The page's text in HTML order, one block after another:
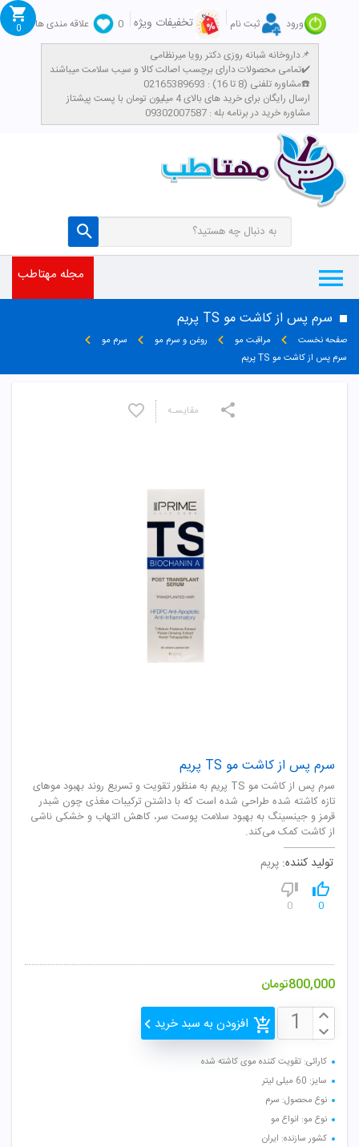
ورود ثبت نام تخفیفات ویژه 0
علاقه مندی ها
داروخانه شبانه روزی دکتر رویا میرنظامی📌
تمامی محصولات دارای برچسب اصالت کالا و سیب سلامت میباشند✔️
مشاوره تلفنی (8 تا 16) : 02165389693☎️
​ارسال رایگان برای خرید های بالای 4 میلیون تومان با پست پیشتاز
مشاوره خرید در برنامه بله : 09302007587
0
مجله مهتاطب
سرم پس از کاشت مو TS پریم
صفحه نخست مراقبت مو روغن و سرم مو
سرم مو
سرم پس از کاشت مو TS پریم
سرم پس از کاشت مو TS پریم
سرم پس از کاشت مو TS پریم به منظور تقویت و تسریع روند بهبود موهای
تازه کاشته شده طراحی شده است که با داشتن ترکیبات مغذی چون شبدر
قرمز و جینسینگ به بهبود سلامت پوست سر، کاهش التهاب و خشکی ناشی
از کاشت کمک می‌کند.
تولید کننده: پریم
0
0
800,000تومان
افزودن به سبد خرید
مقایسـه
کارائی: تقویت کننده موی کاشته شده
سایز: 60 میلی لیتر
نوع محصول: سرم
نوع مو: انواع مو
کشور سازنده: ایران